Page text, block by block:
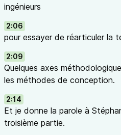
ingénieurs
2:06
pour essayer de réarticuler la
2:09
Quelques axes
les méthodes de conception.
2:14
Et je donne la parole à
troisième partie.